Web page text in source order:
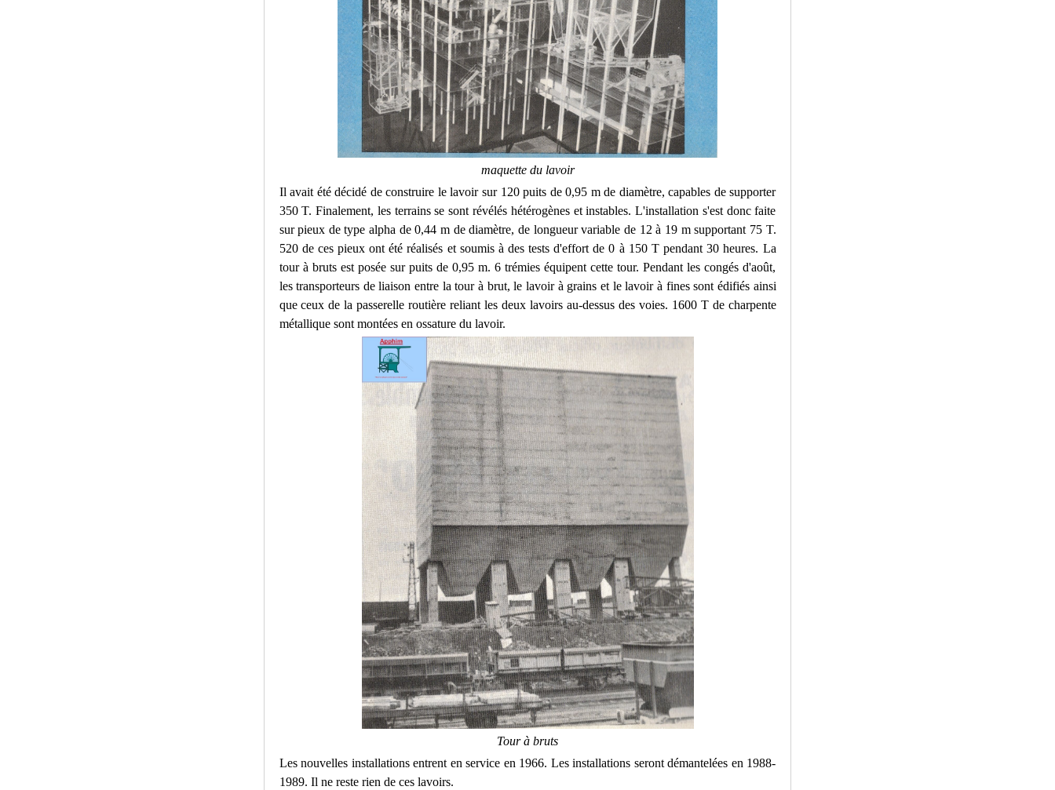
maquette du lavoir
Il avait été décidé de construire le lavoir sur 120 puits de 0,95 m de diamètre, capables de supporter
350 T. Finalement, les terrains se sont révélés hétérogènes et instables. L'installation s'est donc faite
sur pieux de type alpha de 0,44 m de diamètre, de longueur variable de 12 à 19 m supportant 75 T.
520 de ces pieux ont été réalisés et soumis à des tests d'effort de 0 à 150 T pendant 30 heures. La
tour à bruts est posée sur puits de 0,95 m. 6 trémies équipent cette tour. Pendant les congés d'août,
les transporteurs de liaison entre la tour à brut, le lavoir à grains et le lavoir à fines sont édifiés ainsi
que ceux de la passerelle routière reliant les deux lavoirs au-dessus des voies. 1600 T de charpente
métallique sont montées en ossature du lavoir.
Tour à bruts
Les nouvelles installations entrent en service en 1966. Les installations seront démantelées en 1988-
1989. Il ne reste rien de ces lavoirs.